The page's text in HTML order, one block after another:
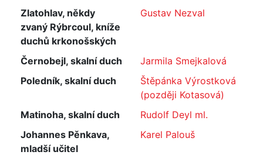
Zlatohlav, někdy
zvaný Rýbrcoul, kníže
duchů krkonošských
Gustav Nezval
Černobejl, skalní duch
Jarmila Smejkalová
Poledník, skalní duch
Štěpánka Výrostková
(později Kotasová)
Matinoha, skalní duch
Rudolf Deyl ml.
Johannes Pěnkava,
mladší učitel
Karel Palouš